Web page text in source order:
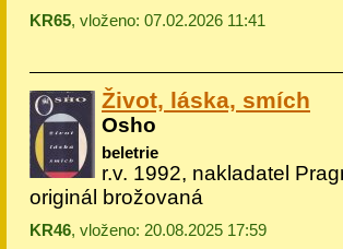
KR65, vloženo: 07.02.2026 11:41
Život, láska, smích
Osho
beletrie
r.v. 1992, nakladatel
originál brožovaná
KR46, vloženo: 20.08.2025 17:59